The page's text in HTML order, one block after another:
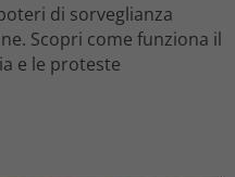
di sorveglianza
Scopri come funziona il
e le proteste